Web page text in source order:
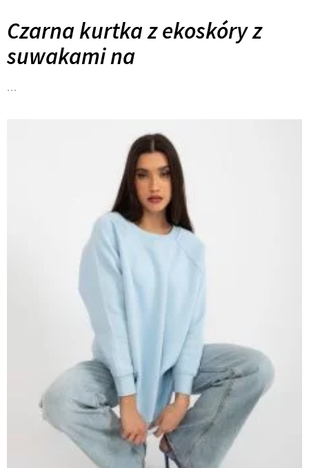
Czarna kurtka z ekoskóry z
suwakami na
…